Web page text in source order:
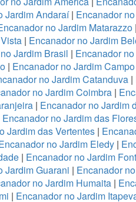
Jardim Andaraí| Encanador
no Jardim Matarazzo|
| Encanador no Jardim
Jardim Brasil | Encanador
| Encanador no Jardim
no Jardim Catanduva |
no Jardim Coimbra|
| Encanador no Jardim
Encanador no Jardim das
Jardim das Vertentes |
no Jardim Eledy |
| Encanador no Jardim
Jardim Guarani | Encanador
no Jardim Humaita|
| Encanador no Jardim